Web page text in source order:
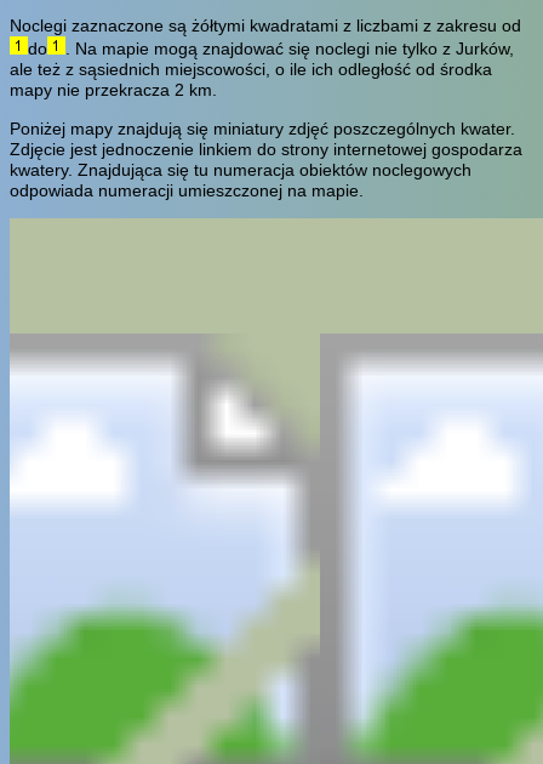
Noclegi zaznaczone są żółtymi kwadratami z liczbami z zakresu od
do
. Na mapie mogą znajdować się noclegi nie tylko z Jurków,
ale też z sąsiednich miejscowości, o ile ich odległość od środka
mapy nie przekracza 2 km.
Poniżej mapy znajdują się miniatury zdjęć poszczególnych kwater.
Zdjęcie jest jednoczenie linkiem do strony internetowej gospodarza
kwatery. Znajdująca się tu numeracja obiektów noclegowych
odpowiada numeracji umieszczonej na mapie.